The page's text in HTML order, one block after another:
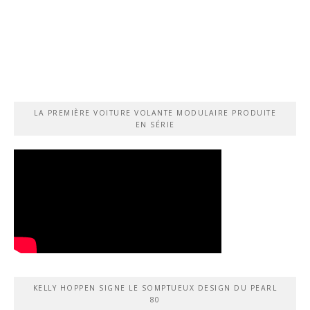
LA PREMIÈRE VOITURE VOLANTE MODULAIRE PRODUITE
EN SÉRIE
KELLY HOPPEN SIGNE LE SOMPTUEUX DESIGN DU PEARL
80